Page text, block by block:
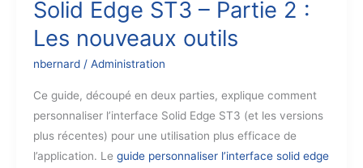
Solid Edge ST3 – Partie 2 :
Les nouveaux outils
nbernard / Administration
Ce guide, découpé en deux parties, explique comment
personnaliser l’interface Solid Edge ST3 (et les versions
plus récentes) pour une utilisation plus efficace de
l’application. Le guide personnaliser l’interface solid edge